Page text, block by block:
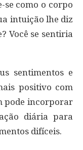
como o corpo
intuição lhe diz
Você se sentiria
sentimentos e
positivo com
pode incorporar
diária para
difíceis.